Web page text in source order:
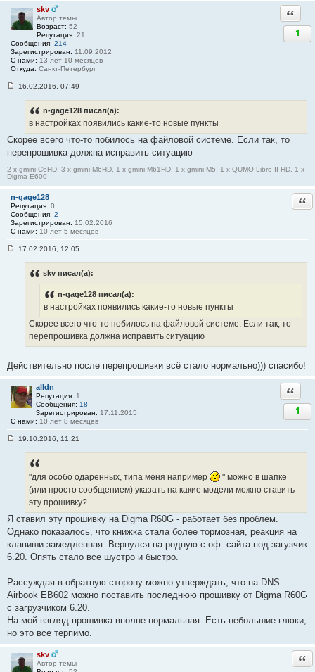
skv
Автор темы
Возраст: 52
Репутация: 21
Сообщения: 214
Зарегистрирован: 11.09.2012
С нами: 13 лет 10 месяцев
Откуда: Санкт-Петербург
1
н
и
е
#
5
5
16.02.2016, 07:49
n-gage128 писал(а):
в настройках появились какие-то новые пункты
Скорее всего что-то побилось на файловой системе. Если так, то
перепрошивка должна исправить ситуацию
2 x gmini C6HD, 3 x gmini M6HD, 1 x gmini M61HD, 1 x gmini M5, 1 x QUMO Libro II HD, 1 x
Digma E600
n-gage128
Репутация: 0
Сообщения: 2
Зарегистрирован: 15.02.2016
С нами: 10 лет 5 месяцев
17.02.2016, 12:05
skv писал(а):
n-gage128 писал(а):
в настройках появились какие-то новые пункты
Скорее всего что-то побилось на файловой системе. Если так, то
перепрошивка должна исправить ситуацию
Действительно после перепрошивки всё стало нормально))) спасибо!
alldn
Репутация: 1
Сообщения: 18
Зарегистрирован: 17.11.2015
С нами: 10 лет 8 месяцев
1
#
5
7
19.10.2016, 11:21
"для особо одаренных, типа меня например
" можно в шапке
(или просто сообщением) указать на какие модели можно ставить
эту прошивку?
Я ставил эту прошивку на Digma R60G - работает без проблем.
Однако показалось, что книжка стала более тормозная, реакция на
клавиши замедленная. Вернулся на родную с оф. сайта под загузчик
6.20. Опять стало все шустро и быстро.
Рассуждая в обратную сторону можно утверждать, что на DNS
Airbook EB602 можно поставить последнюю прошивку от Digma R60G
с загрузчиком 6.20.
На мой взгляд прошивка вполне нормальная. Есть небольшие глюки,
но это все терпимо.
skv
Автор темы